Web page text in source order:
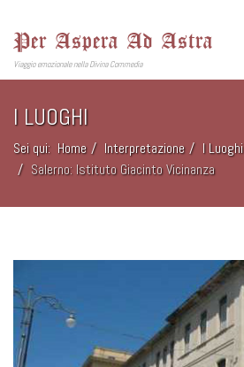
Per Aspera Ad Astra
Viaggio emozionale nella Divina Commedia
I LUOGHI
Sei qui: Home Interpretazione
I Luoghi
Salerno: Istituto Giacinto Vicinanza